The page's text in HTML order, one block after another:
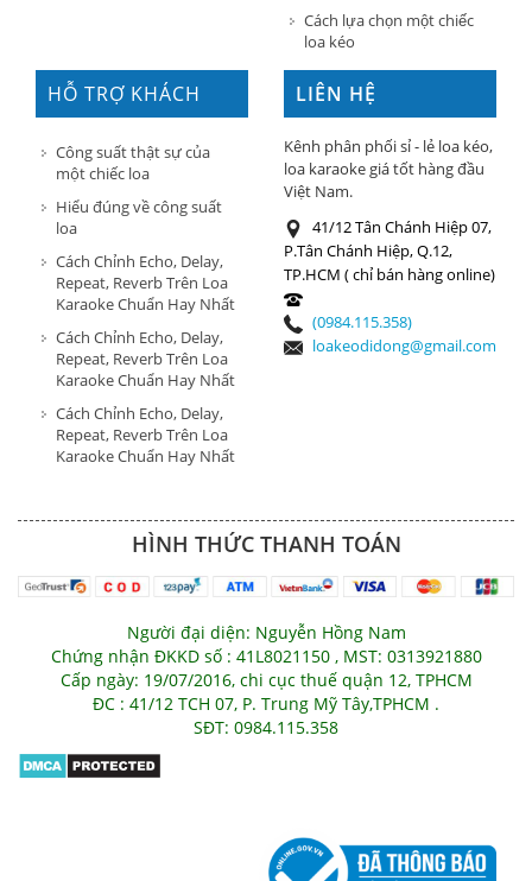
Cách lựa chọn một chiếc
loa kéo
HỖ TRỢ KHÁCH
HÀNG
Công suất thật sự của
một chiếc loa
Hiểu đúng về công suất
loa
Cách Chỉnh Echo, Delay,
Repeat, Reverb Trên Loa
Karaoke Chuẩn Hay Nhất
Cách Chỉnh Echo, Delay,
Repeat, Reverb Trên Loa
Karaoke Chuẩn Hay Nhất
Cách Chỉnh Echo, Delay,
Repeat, Reverb Trên Loa
Karaoke Chuẩn Hay Nhất
LIÊN HỆ
Kênh phân phối sỉ - lẻ loa kéo,
loa karaoke giá tốt hàng đầu
Việt Nam.
41/12 Tân Chánh Hiệp 07,
P.Tân Chánh Hiệp, Q.12,
TP.HCM ( chỉ bán hàng online)
(0984.115.358)
loakeodidong@gmail.com
HÌNH THỨC THANH TOÁN
Người đại diện: Nguyễn Hồng Nam
Chứng nhận ĐKKD số : 41L8021150 , MST: 0313921880
Cấp ngày: 19/07/2016, chi cục thuế quận 12, TPHCM
ĐC : 41/12 TCH 07, P. Trung Mỹ Tây,TPHCM .
SĐT: 0984.115.358